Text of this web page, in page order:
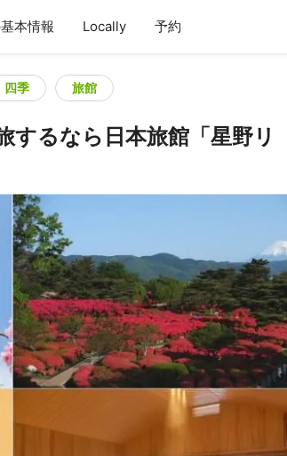
本情報 Locally 予約
四季 旅館
するなら日本旅館「星野リ